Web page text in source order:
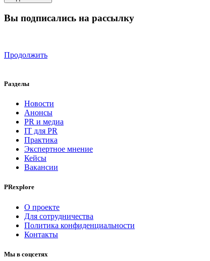
Вы подписались на рассылку
Продолжить
Разделы
Новости
Анонсы
PR и медиа
IT для PR
Практика
Экспертное мнение
Кейсы
Вакансии
PRexplore
О проекте
Для сотрудничества
Политика конфиденциальности
Контакты
Мы в соцсетях